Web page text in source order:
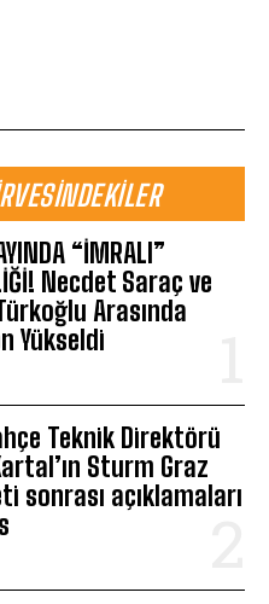
“İMRALI”
Necdet Saraç ve
Arasında
Yükseldi
Teknik Direktörü
Sturm Graz
sonrası açıklamaları